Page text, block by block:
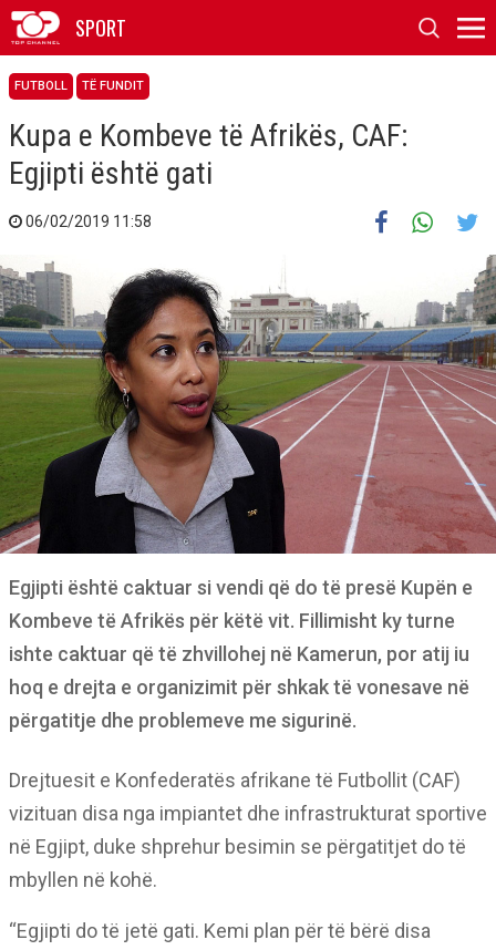
SPORT
FUTBOLL TË FUNDIT
Kupa e Kombeve të Afrikës, CAF:
Egjipti është gati
06/02/2019 11:58
Egjipti është caktuar si vendi që do të presë Kupën e
Kombeve të Afrikës për këtë vit. Fillimisht ky turne
ishte caktuar që të zhvillohej në Kamerun, por atij iu
hoq e drejta e organizimit për shkak të vonesave në
përgatitje dhe problemeve me sigurinë.
Drejtuesit e Konfederatës afrikane të Futbollit (CAF)
vizituan disa nga impiantet dhe infrastrukturat sportive
në Egjipt, duke shprehur besimin se përgatitjet do të
mbyllen në kohë.
“Egjipti do të jetë gati. Kemi plan për të bërë disa